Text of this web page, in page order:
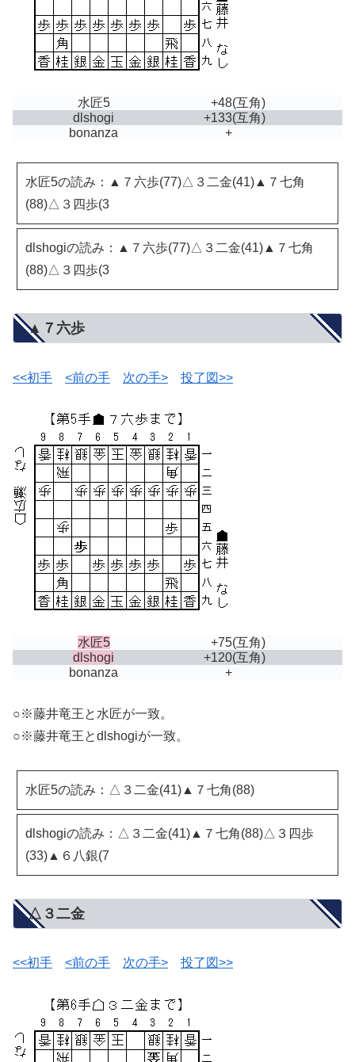
水匠5 +48(互角)
dlshogi
+133(互角)
bonanza
+
水匠5の読み：▲７六歩(77)△３二金(41)▲７七角
(88)△３四歩(3
dlshogiの読み：▲７六歩(77)△３二金(41)▲７七角
(88)△３四歩(3
▲７六歩
<<初手 <前の手 次の手> 投了図>>
水匠5 +75(互角)
dlshogi
+120(互角)
bonanza
+
○※藤井竜王と水匠が一致。
○※藤井竜王とdlshogiが一致。
水匠5の読み：△３二金(41)▲７七角(88)
dlshogiの読み：△３二金(41)▲７七角(88)△３四歩
(33)▲６八銀(7
△３二金
<<初手 <前の手 次の手> 投了図>>